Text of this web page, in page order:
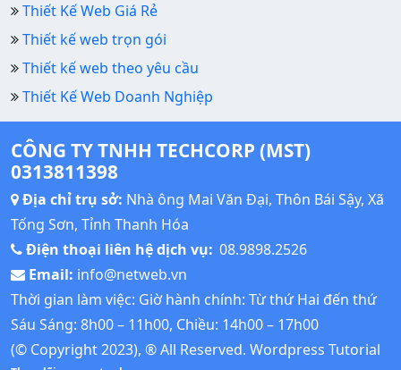
Thiết Kế Web Giá Rẻ
Thiết kế web trọn gói
Thiết kế web theo yêu cầu
Thiết Kế Web Doanh Nghiệp
CÔNG TY TNHH TECHCORP (MST)
0313811398
Địa chỉ trụ sở: Nhà ông Mai Văn Đại, Thôn Bái Sậy, Xã
Tống Sơn, Tỉnh Thanh Hóa
Điện thoại liên hệ dịch vụ: 08.9898.2526
Email: info@netweb.vn
Thời gian làm việc: Giờ hành chính: Từ thứ Hai đến thứ
Sáu Sáng: 8h00 – 11h00, Chiều: 14h00 – 17h00
(© Copyright 2023), ® All Reserved. Wordpress Tutorial